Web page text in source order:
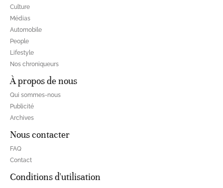
Culture
Médias
Automobile
People
Lifestyle
Nos chroniqueurs
À propos de nous
Qui sommes-nous
Publicité
Archives
Nous contacter
FAQ
Contact
Conditions d'utilisation